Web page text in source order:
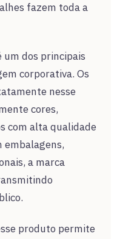
fazem toda a
um dos principais
corporativa. Os
nesse
cores,
com alta qualidade
embalagens,
a marca
produto permite